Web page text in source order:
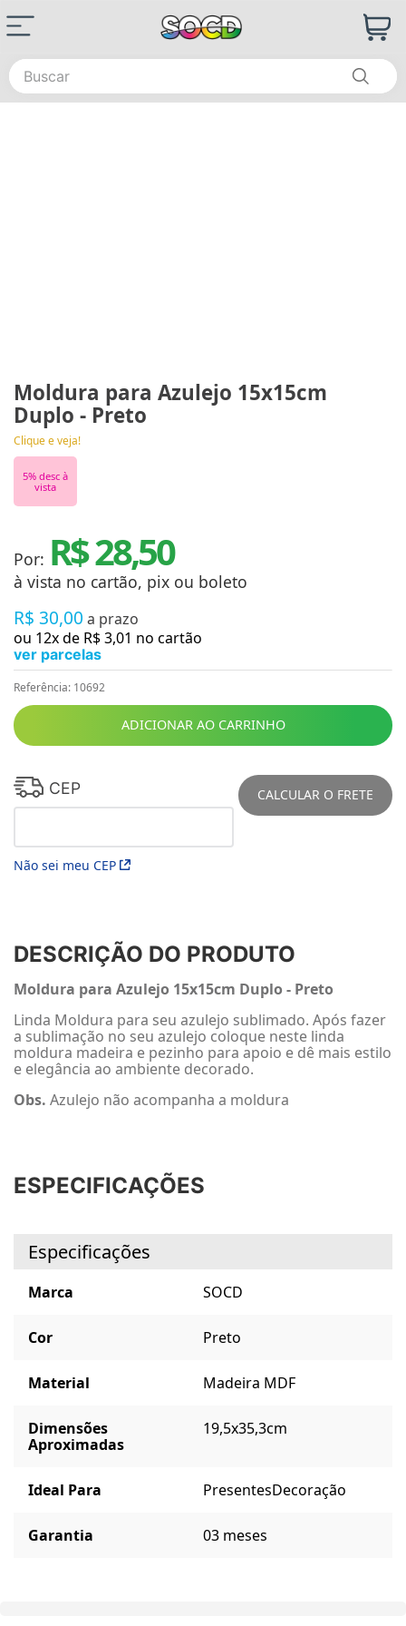
Buscar
Moldura para Azulejo 15x15cm
Duplo - Preto
Clique e veja!
5% desc à
vista
Por: R$ 28,50
à vista no cartão, pix ou boleto
R$ 30,00 a prazo
ou 12x de R$3,01 no cartão
ver parcelas
Referência: 10692
ADICIONAR AO CARRINHO
CEP
Não sei meu CEP
CALCULAR O FRETE
DESCRIÇÃO DO PRODUTO
Moldura para Azulejo 15x15cm Duplo - Preto
Linda Moldura para seu azulejo sublimado. Após fazer
a sublimação no seu azulejo coloque neste linda
moldura madeira e pezinho para apoio e dê mais estilo
e elegância ao ambiente decorado.
Obs. Azulejo não acompanha a moldura
ESPECIFICAÇÕES
Especificações
Marca SOCD
Cor Preto
Material Madeira MDF
Dimensões
Aproximadas
19,5x35,3cm
Ideal Para PresentesDecoração
Garantia 03 meses